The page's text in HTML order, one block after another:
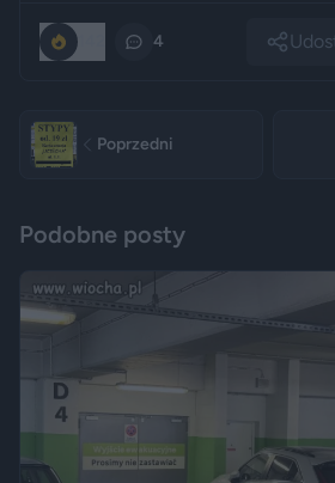
4
Poprzedni
Podobne posty